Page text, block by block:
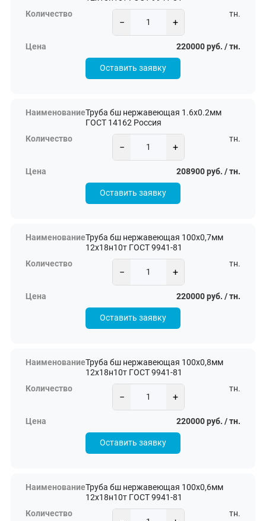
− +
тн.
220000 руб. / тн.
Оставить заявку
Труба бш нержавеющая 1.6х0.2мм
ГОСТ 14162 Россия
− +
тн.
208900 руб. / тн.
Оставить заявку
Труба бш нержавеющая 100х0,7мм
12х18н10т ГОСТ 9941-81
− +
тн.
220000 руб. / тн.
Оставить заявку
Труба бш нержавеющая 100х0,8мм
12х18н10т ГОСТ 9941-81
− +
тн.
220000 руб. / тн.
Оставить заявку
Труба бш нержавеющая 100х0,6мм
12х18н10т ГОСТ 9941-81
тн.